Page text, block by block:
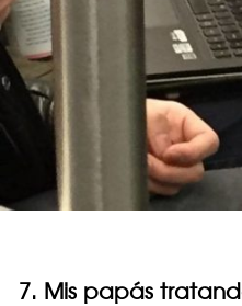
7. Mis papás